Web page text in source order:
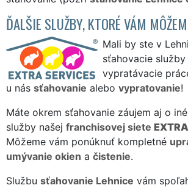
ĎALŠIE SLUŽBY, KTORÉ VÁM
Mali by ste v
sťahovacie služby
vypratávacie
u nás sťahovanie alebo vypratovanie!
Máte okrem sťahovanie záujem aj o
služby našej franchisovej siete
Môžeme vám ponúknuť kompletné
umývanie okien a čistenie.
Službu sťahovanie Lehnice vám